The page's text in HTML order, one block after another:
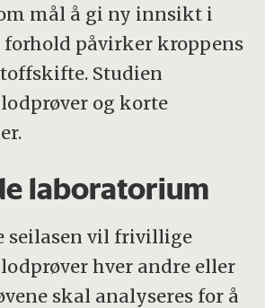
mål å gi ny innsikt i
påvirker kroppens
Studien
og korte
laboratorium
seilasen vil frivillige
hver andre eller
skal analyseres for å